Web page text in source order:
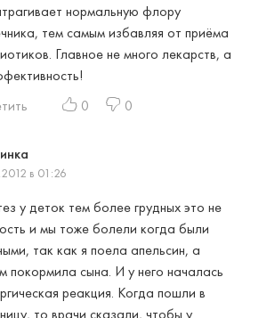
нормальную флору
тем самым избавляя от приёма
Главное не много лекарств, а
0 0
в 01:26
у деток тем более грудных это не
и мы тоже болели когда были
так как я поела апельсин, а
покормила сына. И у него началась
реакция. Когда пошли в
то врачи сказали, чтобы у